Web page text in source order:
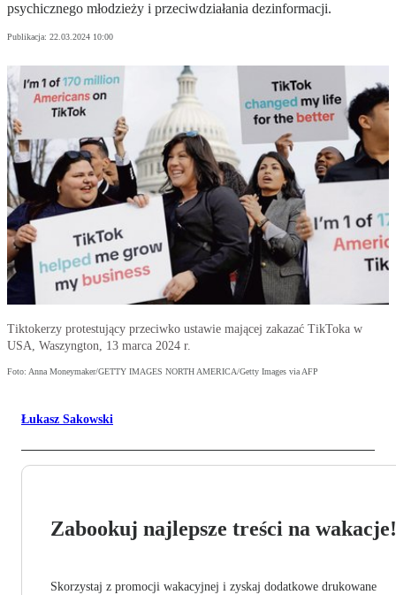
psychicznego młodzieży i przeciwdziałania dezinformacji.
Publikacja: 22.03.2024 10:00
Tiktokerzy protestujący przeciwko ustawie mającej zakazać TikToka w
USA, Waszyngton, 13 marca 2024 r.
Foto: Anna Moneymaker/GETTY IMAGES NORTH AMERICA/Getty Images via AFP
Łukasz Sakowski
Zabookuj najlepsze treści na wakacje!
Skorzystaj z promocji wakacyjnej i zyskaj dodatkowe drukowane